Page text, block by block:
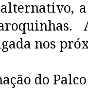
nos
do